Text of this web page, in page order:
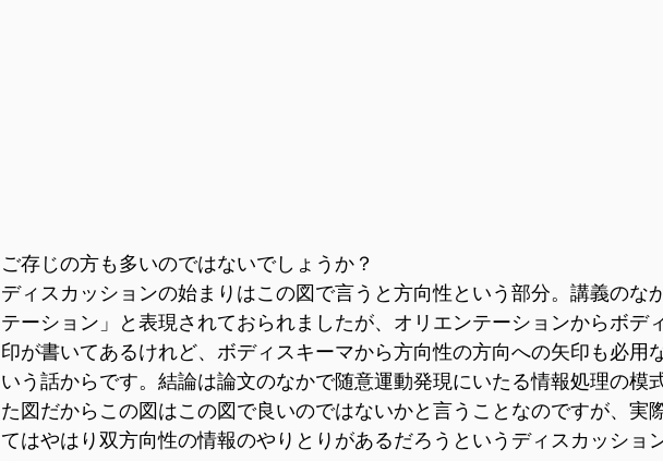
ご存じの方も多いのではないでしょうか？
ディスカッションの始まりはこの図で言うと方向性という部分。講義のな
テーション」と表現されておられましたが、オリエンテーションからボデ
印が書いてあるけれど、ボディスキーマから方向性の方向への矢印も必用
いう話からです。結論は論文のなかで随意運動発現にいたる情報処理の模
た図だからこの図はこの図で良いのではないかと言うことなのですが、実
てはやはり双方向性の情報のやりとりがあるだろうというディスカッショ